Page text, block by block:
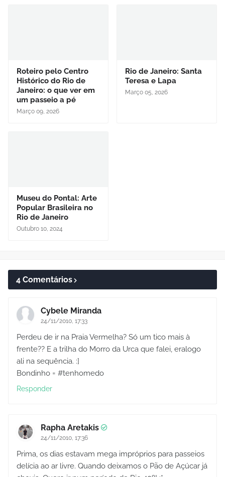
Roteiro pelo Centro
Histórico do Rio de
Janeiro: o que ver em
um passeio a pé
Março 09, 2026
Rio de Janeiro: Santa
Teresa e Lapa
Março 05, 2026
Museu do Pontal: Arte
Popular Brasileira no
Rio de Janeiro
Outubro 10, 2024
4 Comentários
Cybele Miranda
24/11/2010, 17:33
Perdeu de ir na Praia Vermelha? Só um tico mais à
frente?? E a trilha do Morro da Urca que falei, eralogo
ali na sequência. :]
Bondinho = #tenhomedo
Responder
Rapha Aretakis
24/11/2010, 17:36
Prima, os dias estavam mega impróprios para passeios
delícia ao ar livre. Quando deixamos o Pão de Açúcar já